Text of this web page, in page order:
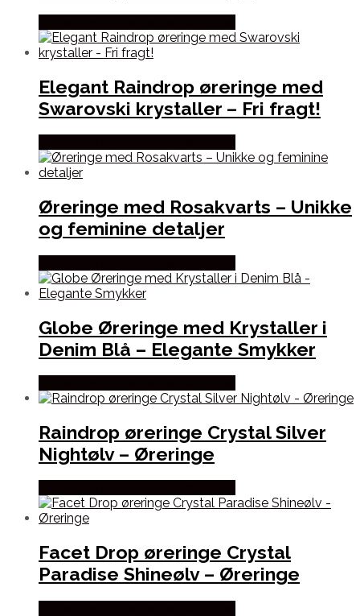
Elegant Raindrop øreringe med
Swarovski krystaller – Fri fragt!
Øreringe med Rosakvarts – Unikke
og feminine detaljer
Globe Øreringe med Krystaller i
Denim Blå – Elegante Smykker
Raindrop øreringe Crystal Silver
Nightølv – Øreringe
Facet Drop øreringe Crystal
Paradise Shineølv – Øreringe